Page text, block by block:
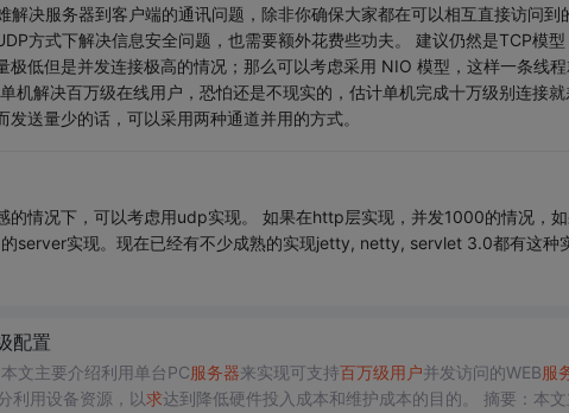
解决服务器到客户端的通讯问题，除非你确保大家都在可以相互直接访问到
方式下解决信息安全问题，也需要额外花费些功夫。 建议仍然是TCP模
极低但是并发连接极高的情况；那么可以考虑采用 NIO 模型，这样一条线
机解决百万级在线用户，恐怕还是不现实的，估计单机完成十万级别连接
发送量少的话，可以采用两种通道并用的方式。
的情况下，可以考虑用udp实现。 如果在http层实现，并发1000的情况，
server实现。现在已经有不少成熟的实现jetty, netty, servlet 3.0都有这种
配置
级配置 本文主要介绍利用单台PC服务器来实现可支持百万级用户并发访问的WEB服
利用设备资源，以求 达到降低硬件投入成本和